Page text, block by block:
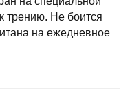
трению. Не боится
на ежедневное